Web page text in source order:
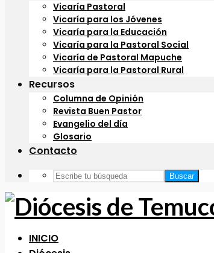
Vicaría Pastoral
Vicaría para los Jóvenes
Vicaría para la Educación
Vicaría para la Pastoral Social
Vicaría de Pastoral Mapuche
Vicaría para la Pastoral Rural
Recursos
Columna de Opinión
Revista Buen Pastor
Evangelio del día
Glosario
Contacto
Buscar
INICIO